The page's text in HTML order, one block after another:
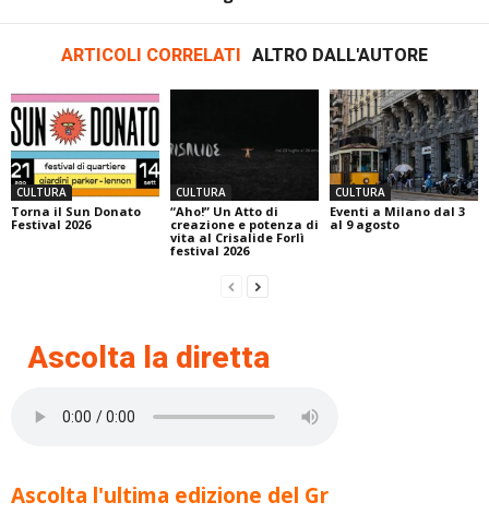
ARTICOLI CORRELATI ALTRO DALL'AUTORE
CULTURA
Torna il Sun Donato
Festival 2026
CULTURA
“Aho!” Un Atto di
creazione e potenza di
vita al Crisalide Forlì
festival 2026
CULTURA
Eventi a Milano dal 3
al 9 agosto
Ascolta la diretta
Ascolta l'ultima edizione del Gr